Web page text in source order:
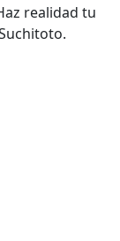
realidad tu